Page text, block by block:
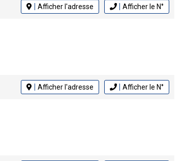
Afficher l'adresse Afficher le N°
Afficher l'adresse Afficher le N°